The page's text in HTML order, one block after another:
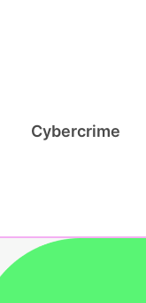
Cybercrime